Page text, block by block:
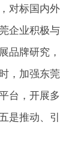
对标国内外
企业积极与
品牌研究，
，加强东莞
台，开展多
是推动、引